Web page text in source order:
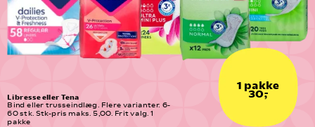
1 pakke
30,-
Libresse eller Tena
Bind eller trusseindlæg. Flere varianter. 6-
60 stk. Stk-pris maks. 5,00. Frit valg. 1
pakke